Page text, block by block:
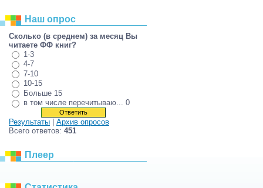
Наш опрос
Сколько (в среднем) за месяц Вы
читаете ФФ книг?
1-3
4-7
7-10
10-15
Больше 15
в том числе перечитываю... 0
Результаты
Архив опросов
Всего ответов: 451
Плеер